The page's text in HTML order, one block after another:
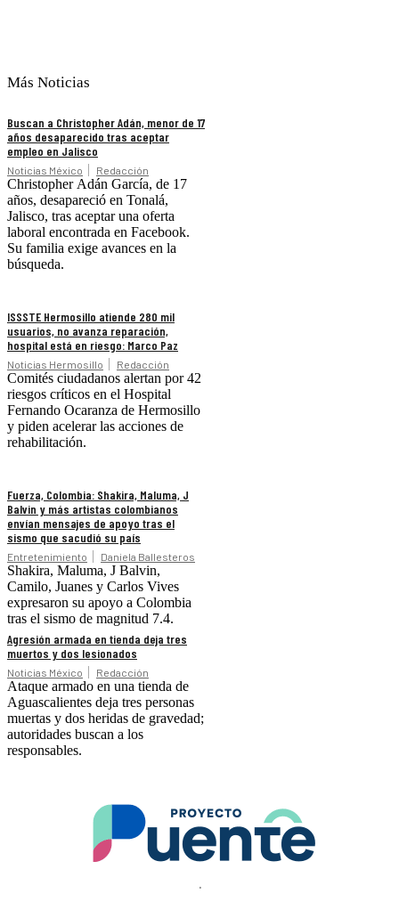
Más Noticias
Buscan a Christopher Adán, menor de 17
años desaparecido tras aceptar
empleo en Jalisco
Noticias México Redacción
Christopher Adán García, de 17
años, desapareció en Tonalá,
Jalisco, tras aceptar una oferta
laboral encontrada en Facebook.
Su familia exige avances en la
búsqueda.
ISSSTE Hermosillo atiende 280 mil
usuarios, no avanza reparación,
hospital está en riesgo: Marco Paz
Noticias Hermosillo Redacción
Comités ciudadanos alertan por 42
riesgos críticos en el Hospital
Fernando Ocaranza de Hermosillo
y piden acelerar las acciones de
rehabilitación.
Fuerza, Colombia: Shakira, Maluma, J
Balvin y más artistas colombianos
envían mensajes de apoyo tras el
sismo que sacudió su país
Entretenimiento Daniela Ballesteros
Shakira, Maluma, J Balvin,
Camilo, Juanes y Carlos Vives
expresaron su apoyo a Colombia
tras el sismo de magnitud 7.4.
Agresión armada en tienda deja tres
muertos y dos lesionados
Noticias México Redacción
Ataque armado en una tienda de
Aguascalientes deja tres personas
muertas y dos heridas de gravedad;
autoridades buscan a los
responsables.
.